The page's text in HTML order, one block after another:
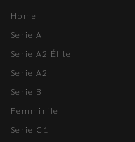
Home
Serie A
Serie A2 Élite
Serie A2
Serie B
Femminile
Serie C1